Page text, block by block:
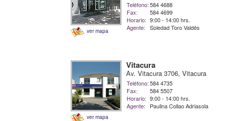
ver mapa
Teléfono:584 4688
Fax:
584 4699
Horario: 9:00 - 14:00 hrs.
Agente:
Soledad Toro Valdés
ver mapa
Vitacura
Av. Vitacura 3706, Vitacura
Teléfono:584 4735
Fax:
584 5507
Horario: 9:00 - 14:00 hrs.
Agente:
Paulina Collao Adriasola